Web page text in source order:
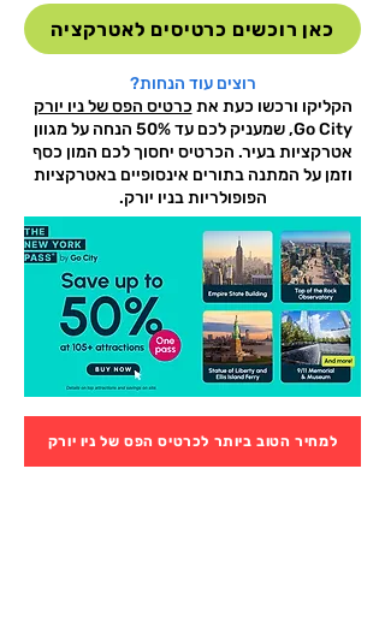
כאן רוכשים כרטיסים לאטרקציה
רוצים עוד הנחות?
הקליקו ורכשו כעת את כרטיס הפס של ניו יורק
Go City, שמעניק לכם עד 50% הנחה על מגוון
אטרקציות בעיר. הכרטיס יחסוך לכם המון כסף
וזמן על המתנה בתורים אינסופיים באטרקציות
הפופולריות בניו יורק.
למחיר הטוב ביותר לכרטיס הפס של ניו יורק